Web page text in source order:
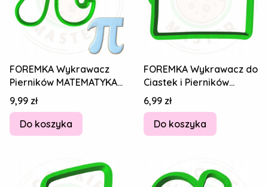
FOREMKA Wykrawacz
Pierników MATEMATYKA
SZKOŁA STUDIA NAUKA -
Znak Liczba Pi
Cena
9,99 zł
Do koszyka
FOREMKA Wykrawacz do
Ciastek i Pierników
EDUKACYJNA - Znak
równości = 6cm
Cena
6,99 zł
Do koszyka